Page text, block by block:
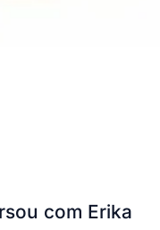
com Erika